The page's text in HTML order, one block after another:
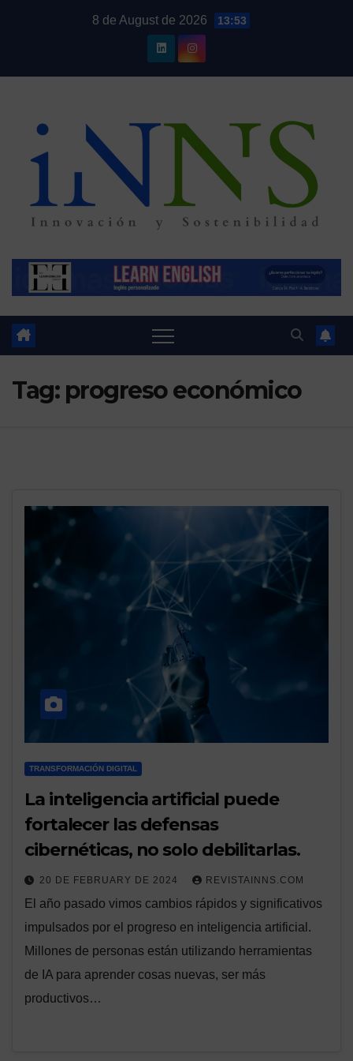
8 de August de 2026 13:53
Tag: progreso económico
TRANSFORMACIÓN DIGITAL
La inteligencia artificial puede
fortalecer las defensas
cibernéticas, no solo debilitarlas.
20 DE FEBRUARY DE 2024 REVISTAINNS.COM
El año pasado vimos cambios rápidos y significativos
impulsados por el progreso en inteligencia artificial.
Millones de personas están utilizando herramientas
de IA para aprender cosas nuevas, ser más
productivos…